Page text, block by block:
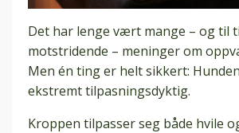
Det har lenge vært mange – og til
motstridende – meninger om
Men én ting er helt sikkert:
ekstremt tilpasningsdyktig.
Kroppen tilpasser seg både hvile